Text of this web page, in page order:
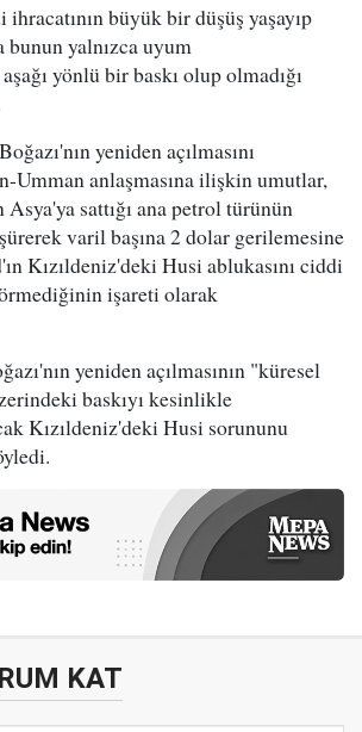
büyük bir düşüş yaşayıp
bunun yalnızca uyum
yönlü bir baskı olup olmadığı
yeniden açılmasını
Umman anlaşmasına ilişkin umutlar,
sattığı ana petrol türünün
varil başına 2 dolar gerilemesine
Kızıldeniz'deki Husi ablukasını ciddi
işareti olarak
yeniden açılmasının "küresel
baskıyı kesinlikle
Kızıldeniz'deki Husi sorununu
KAT